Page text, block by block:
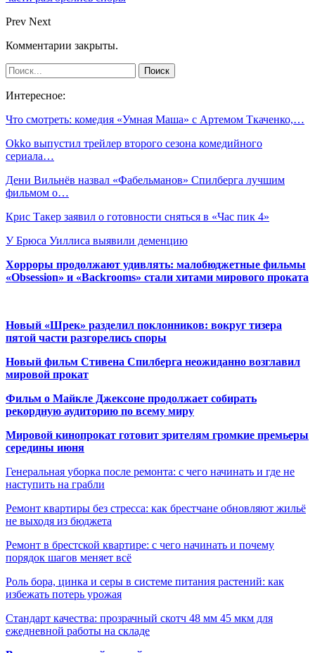
Prev Next
Комментарии закрыты.
Интересное:
Что смотреть: комедия «Умная Маша» с Артемом Ткаченко,…
Okko выпустил трейлер второго сезона комедийного
сериала…
Дени Вильнёв назвал «Фабельманов» Спилберга лучшим
фильмом о…
Крис Такер заявил о готовности сняться в «Час пик 4»
У Брюса Уиллиса выявили деменцию
Хорроры продолжают удивлять: малобюджетные фильмы
«Obsession» и «Backrooms» стали хитами мирового проката
Новый «Шрек» разделил поклонников: вокруг тизера
пятой части разгорелись споры
Новый фильм Стивена Спилберга неожиданно возглавил
мировой прокат
Фильм о Майкле Джексоне продолжает собирать
рекордную аудиторию по всему миру
Мировой кинопрокат готовит зрителям громкие премьеры
середины июня
Генеральная уборка после ремонта: с чего начинать и где не
наступить на грабли
Ремонт квартиры без стресса: как брестчане обновляют жильё
не выходя из бюджета
Ремонт в брестской квартире: с чего начинать и почему
порядок шагов меняет всё
Роль бора, цинка и серы в системе питания растений: как
избежать потерь урожая
Стандарт качества: прозрачный скотч 48 мм 45 мкм для
ежедневной работы на складе